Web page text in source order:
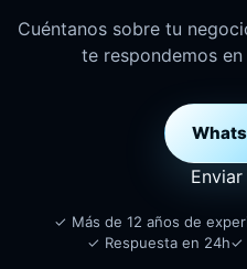
Cuéntanos sobre tu
te respondemos
✓ Más de 12 años de
✓ Respuesta en 24h✓